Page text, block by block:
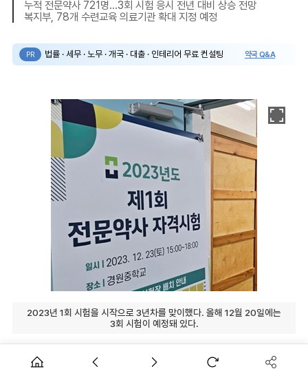
누적 전문약사 721명...3회 시험 응시 전년 대비 상승 전망
복지부, 78개 수련교육 의료기관 확대 지정 예정
PR 법률 · 세무 · 노무 · 개국 · 대출 · 인테리어 무료 컨설팅 약국 Q&A
2023년 1회 시험을 시작으로 3년차를 맞이했다. 올해 12월 20일에는
3회 시험이 예정돼 있다.
[데일리팜=정흥준 기자] 올해 국가전문약사 자격시험에 응시
하는 인원이 전년 대비 증가할 것으로 예상된다. 이에 따라 내